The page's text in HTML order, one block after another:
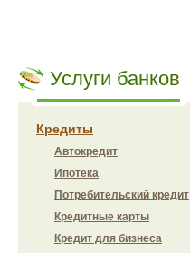
Услуги банков
Кредиты
Автокредит
Ипотека
Потребительский кредит
Кредитные карты
Кредит для бизнеса